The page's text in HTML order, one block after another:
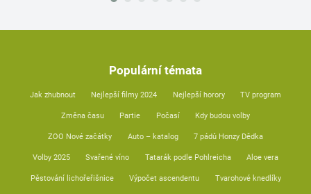
Populární témata
Jak zhubnout Nejlepší filmy 2024 Nejlepší horory TV program
Změna času Partie Počasí Kdy budou volby
ZOO Nové začátky Auto – katalog 7 pádů Honzy Dědka
Volby 2025 Svařené víno Tatarák podle Pohlreicha Aloe vera
Pěstování lichořeřišnice Výpočet ascendentu Tvarohové knedlíky